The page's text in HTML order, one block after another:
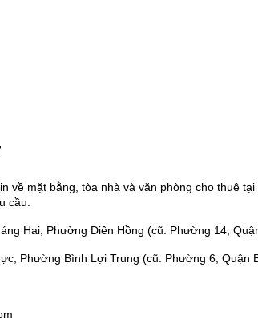
về mặt bằng, tòa nhà và văn phòng cho thuê
cầu.
Hai, Phường Diên Hồng (cũ: Phường 14,
Phường Bình Lợi Trung (cũ: Phường 6, Quận